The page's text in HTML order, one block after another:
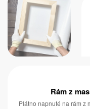
Rám z
Plátno napnuté na rám z